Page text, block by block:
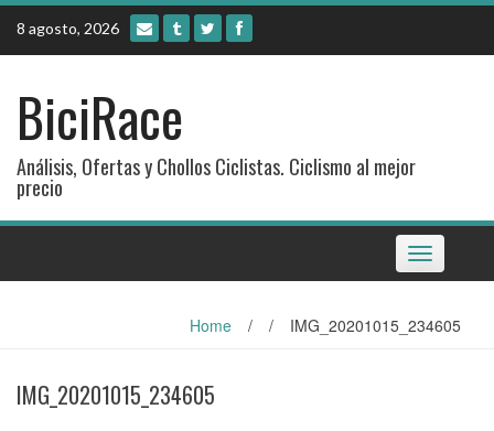
Skip
content
8 agosto, 2026
BiciRace
Análisis, Ofertas y Chollos Ciclistas. Ciclismo al mejor
precio
Toggle
navigation
Home / / IMG_20201015_234605
IMG_20201015_234605